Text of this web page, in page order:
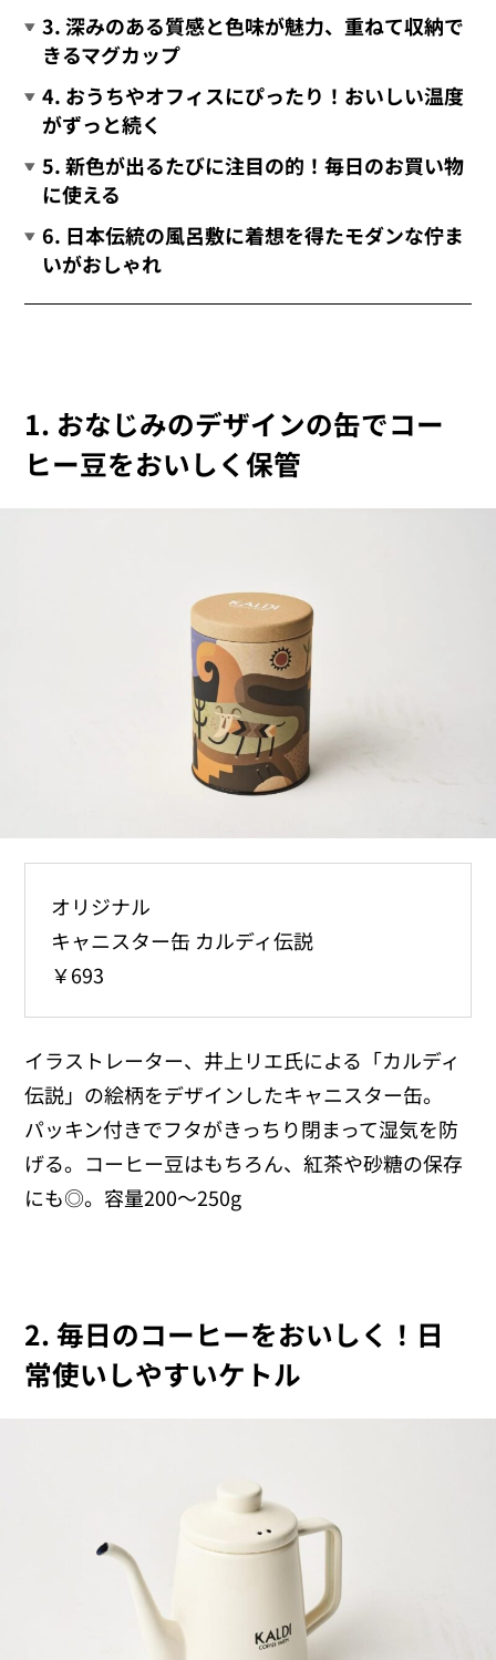
3. 深みのある質感と色味が魅力、重ねて収納で
きるマグカップ
4. おうちやオフィスにぴったり！おいしい温度
がずっと続く
5. 新色が出るたびに注目の的！毎日のお買い物
に使える
6. 日本伝統の風呂敷に着想を得たモダンな佇ま
いがおしゃれ
1. おなじみのデザインの缶でコー
ヒー豆をおいしく保管
オリジナル
キャニスター缶 カルディ伝説
￥693
イラストレーター、井上リエ氏による「カルディ
伝説」の絵柄をデザインしたキャニスター缶。
パッキン付きでフタがきっちり閉まって湿気を防
げる。コーヒー豆はもちろん、紅茶や砂糖の保存
にも◎。容量200～250g
2. 毎日のコーヒーをおいしく！日
常使いしやすいケトル